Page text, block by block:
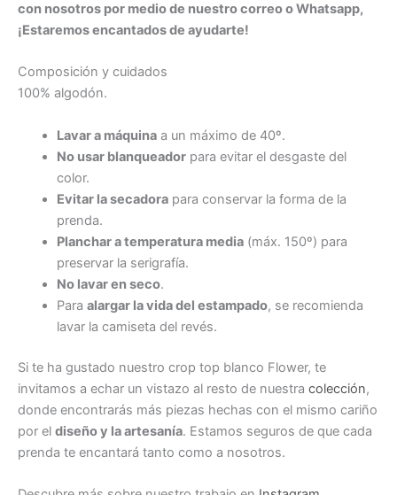
con nosotros por medio de nuestro correo o Whatsapp,
¡Estaremos encantados de ayudarte!
Composición y cuidados
100% algodón.
Lavar a máquinaa un máximo de 40º.
No usar blanqueadorpara evitar el desgaste del
color.
Evitar la secadorapara conservar la forma de la
prenda.
Planchar a temperatura media(máx. 150º) para
preservar la serigrafía.
No lavar en seco.
Para alargar la vida del estampado, se recomienda
lavar la camiseta del revés.
Si te ha gustado nuestro crop top blanco Flower, te
invitamos a echar un vistazo al resto de nuestra colección,
donde encontrarás más piezas hechas con el mismo cariño
por el diseño y la artesanía. Estamos seguros de que cada
prenda te encantará tanto como a nosotros.